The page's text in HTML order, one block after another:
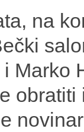
na
i
obratiti